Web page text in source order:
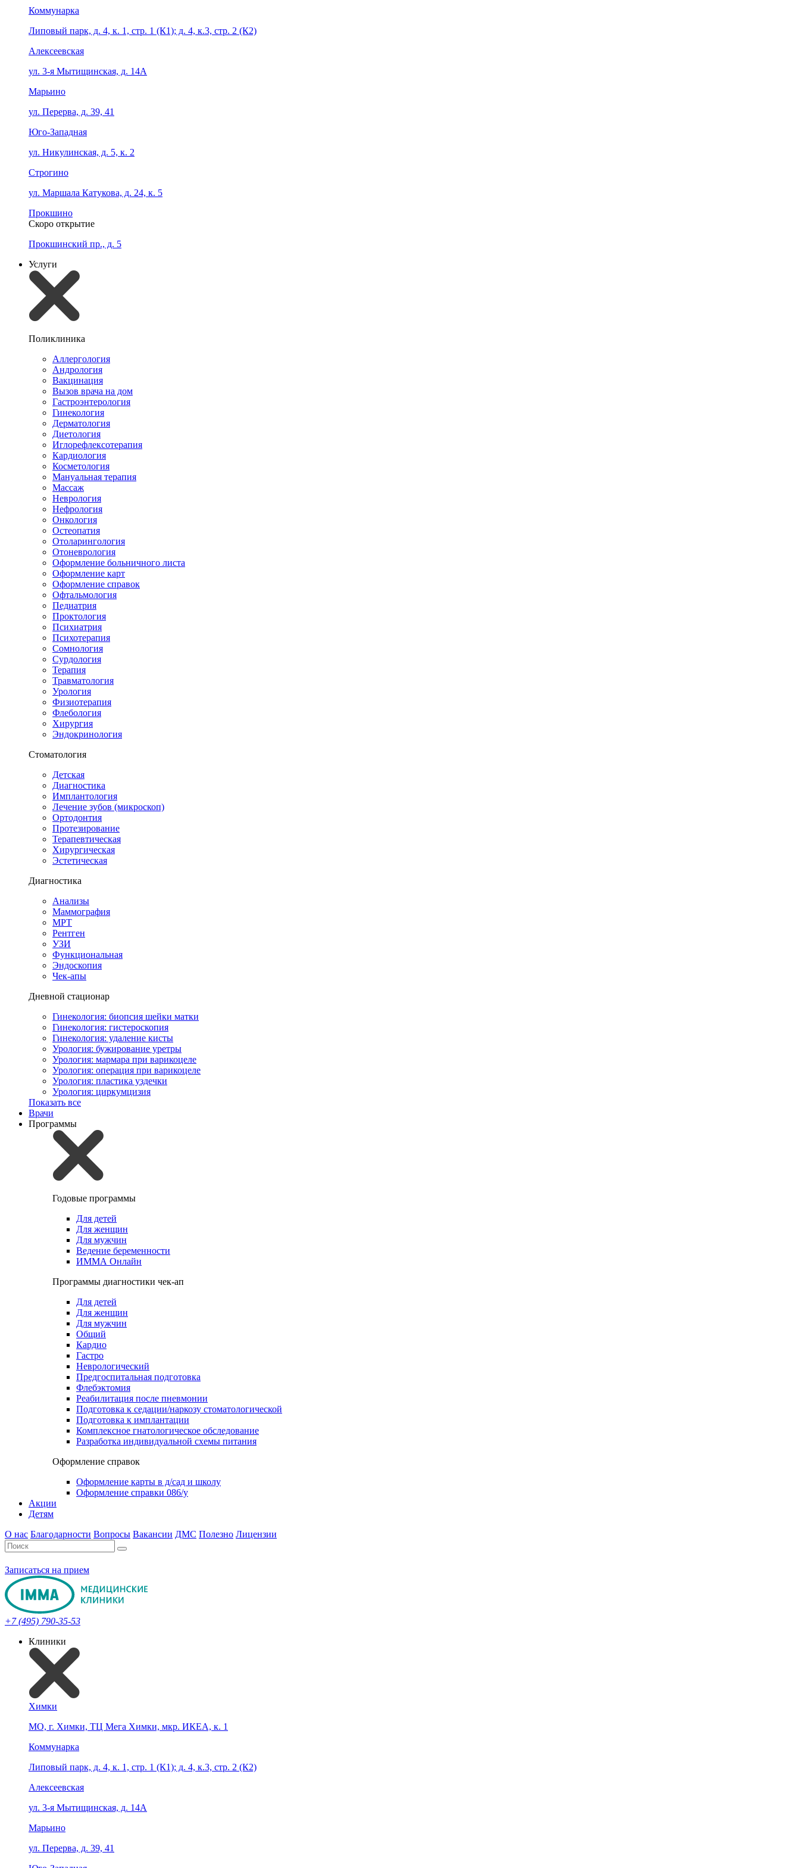
Коммунарка
Липовый парк, д. 4, к. 1, стр. 1 (К1); д. 4, к.3, стр. 2 (К2)
Алексеевская
ул. 3-я Мытищинская, д. 14А
Марьино
ул. Перерва, д. 39, 41
Юго-Западная
ул. Никулинская, д. 5, к. 2
Строгино
ул. Маршала Катукова, д. 24, к. 5
Прокшино
Скоро открытие
Прокшинский пр., д. 5
Услуги
Поликлиника
Аллергология
Андрология
Вакцинация
Вызов врача на дом
Гастроэнтерология
Гинекология
Дерматология
Диетология
Иглорефлексотерапия
Кардиология
Косметология
Мануальная терапия
Массаж
Неврология
Нефрология
Онкология
Остеопатия
Отоларингология
Отоневрология
Оформление больничного листа
Оформление карт
Оформление справок
Офтальмология
Педиатрия
Проктология
Психиатрия
Психотерапия
Сомнология
Сурдология
Терапия
Травматология
Урология
Физиотерапия
Флебология
Хирургия
Эндокринология
Стоматология
Детская
Диагностика
Имплантология
Лечение зубов (микроскоп)
Ортодонтия
Протезирование
Терапевтическая
Хирургическая
Эстетическая
Диагностика
Анализы
Маммография
МРТ
Рентген
УЗИ
Функциональная
Эндоскопия
Чек-апы
Дневной стационар
Гинекология: биопсия шейки матки
Гинекология: гистероскопия
Гинекология: удаление кисты
Урология: бужирование уретры
Урология: мармара при варикоцеле
Урология: операция при варикоцеле
Урология: пластика уздечки
Урология: циркумцизия
Показать все
Врачи
Программы
Годовые программы
Для детей
Для женщин
Для мужчин
Ведение беременности
ИММА Онлайн
Программы диагностики чек-ап
Для детей
Для женщин
Для мужчин
Общий
Кардио
Гастро
Неврологический
Предгоспитальная подготовка
Флебэктомия
Реабилитация после пневмонии
Подготовка к седации/наркозу стоматологической
Подготовка к имплантации
Комплексное гнатологическое обследование
Разработка индивидуальной схемы питания
Оформление справок
Оформление карты в д/сад и школу
Оформление справки 086/у
Акции
Детям
О нас Благодарности Вопросы Вакансии ДМС Полезно Лицензии
Записаться на прием
+7 (495) 790-35-53
Клиники
Химки
МО, г. Химки, ТЦ Мега Химки, мкр. ИКЕА, к. 1
Коммунарка
Липовый парк, д. 4, к. 1, стр. 1 (К1); д. 4, к.3, стр. 2 (К2)
Алексеевская
ул. 3-я Мытищинская, д. 14А
Марьино
ул. Перерва, д. 39, 41